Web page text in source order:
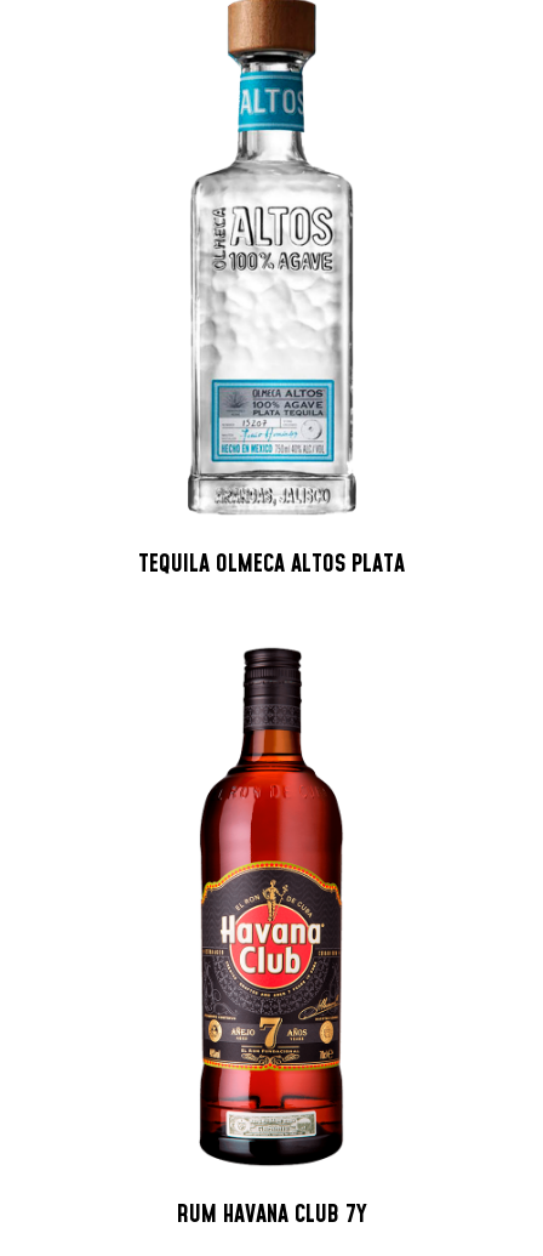
TEQUILA OLMECA ALTOS PLATA
RUM HAVANA CLUB 7Y